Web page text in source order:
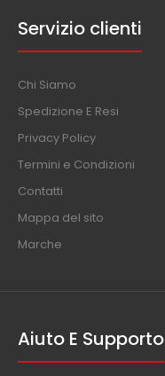
Servizio clienti
Chi Siamo
Spedizione E Resi
Privacy Policy
Termini e Condizioni
Contatti
Mappa del sito
Marche
Aiuto E Supporto